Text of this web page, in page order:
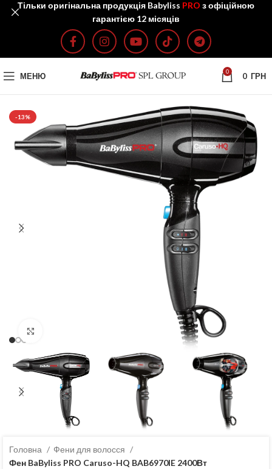
МЕНЮ 0 0 ГРН
-13%
Головна
Фени для волосся
Фен BaByliss PRO Caruso-HQ BAB6970IE 2400Вт
Тільки оригінальна продукція Babyliss PRO з офіційною
гарантією 12 місяців